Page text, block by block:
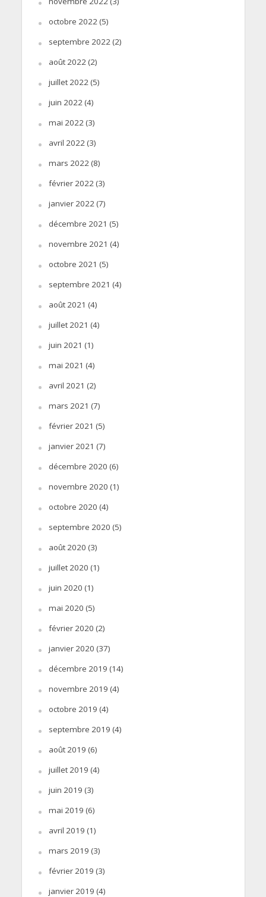
octobre 2022 (5)
septembre 2022 (2)
août 2022 (2)
juillet 2022 (5)
juin 2022 (4)
mai 2022 (3)
avril 2022 (3)
mars 2022 (8)
février 2022 (3)
janvier 2022 (7)
décembre 2021 (5)
novembre 2021 (4)
octobre 2021 (5)
septembre 2021 (4)
août 2021 (4)
juillet 2021 (4)
juin 2021 (1)
mai 2021 (4)
avril 2021 (2)
mars 2021 (7)
février 2021 (5)
janvier 2021 (7)
décembre 2020 (6)
novembre 2020 (1)
octobre 2020 (4)
septembre 2020 (5)
août 2020 (3)
juillet 2020 (1)
juin 2020 (1)
mai 2020 (5)
février 2020 (2)
janvier 2020 (37)
décembre 2019 (14)
novembre 2019 (4)
octobre 2019 (4)
septembre 2019 (4)
août 2019 (6)
juillet 2019 (4)
juin 2019 (3)
mai 2019 (6)
avril 2019 (1)
mars 2019 (3)
février 2019 (3)
janvier 2019 (4)